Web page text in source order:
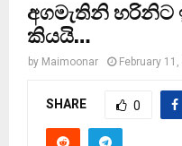
අගමැතිනි හරිනිට
කියයි…
by Maimoonar February
SHARE 0